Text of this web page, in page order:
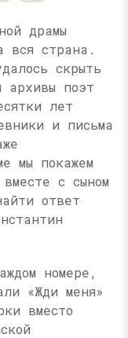
драмы
вся страна.
скрыть
архивы поэт
лет
и письма
мы покажем
с сыном
ответ
номере,
«Жди меня»
вместо